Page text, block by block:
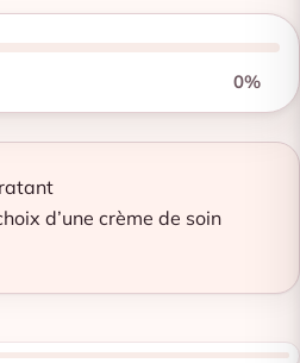
0%
d’une crème de soin